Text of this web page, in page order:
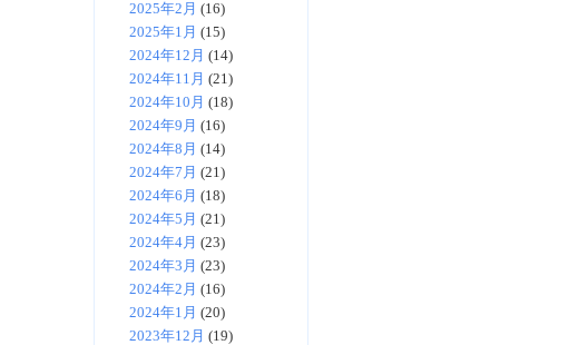
2025年2月 (16)
2025年1月 (15)
2024年12月 (14)
2024年11月 (21)
2024年10月 (18)
2024年9月 (16)
2024年8月 (14)
2024年7月 (21)
2024年6月 (18)
2024年5月 (21)
2024年4月 (23)
2024年3月 (23)
2024年2月 (16)
2024年1月 (20)
2023年12月 (19)